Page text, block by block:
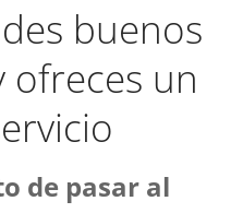
buenos
ofreces un
de pasar al